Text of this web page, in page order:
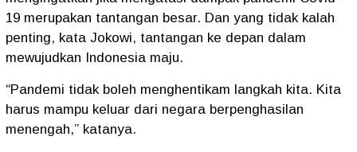
19 merupakan tantangan besar. Dan yang tidak kalah
penting, kata Jokowi, tantangan ke depan dalam
mewujudkan Indonesia maju.
“Pandemi tidak boleh menghentikam langkah kita. Kita
harus mampu keluar dari negara berpenghasilan
menengah,” katanya.